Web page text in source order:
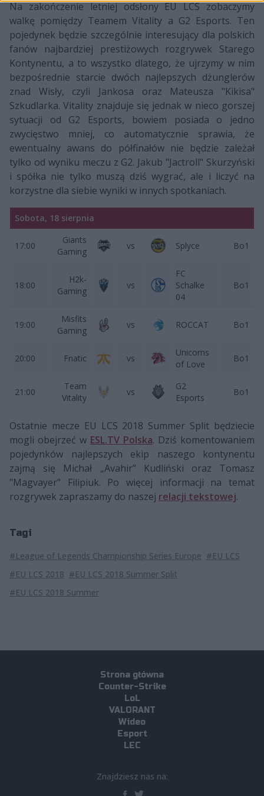
Na zakończenie letniej odsłony EU LCS zobaczymy
walkę pomiędzy Teamem Vitality a G2 Esports. Ten
pojedynek będzie szczególnie interesujący dla polskich
fanów najbardziej prestiżowych rozgrywek Starego
Kontynentu, a to wszystko dlatego, że ujrzymy w nim
bezpośrednie starcie dwóch najlepszych dżunglerów
znad Wisły, czyli Jankosa oraz Mateusza "Kikisa"
Szkudlarka. Vitality znajduje się jednak w nieco gorszej
sytuacji od G2 Esports, bowiem posiada o jedno
zwycięstwo mniej, co automatycznie sprawia, że
ewentualny awans do półfinałów nie będzie zależał
tylko od wyniku meczu z G2. Jakub "Jactroll" Skurzyński
i spółka nie tylko muszą dziś wygrać, ale i liczyć na
korzystne dla siebie wyniki w innych spotkaniach.
Sobota, 18 sierpnia
17:00
Giants
Gaming
vs Splyce Bo1
18:00
H2k-
Gaming
vs
FC
Schalke
04
Bo1
19:00
Misfits
Gaming
vs ROCCAT Bo1
20:00 Fnatic vs
Unicorns
of Love
Bo1
21:00
Team
Vitality
vs
G2
Esports
Bo1
Ostatnie mecze EU LCS 2018 Summer Split będziecie
mogli obejrzeć w ESL.TV Polska. Dziś komentowaniem
pojedynków najlepszych ekip naszego kontynentu
zajmą się Michał „Avahir” Kudliński oraz Tomasz
"Magvayer" Filipiuk. Po więcej informacji na temat
rozgrywek zapraszamy do naszej relacji tekstowej.
Tagi
#League of Legends Championship Series Europe #EU LCS
#EU LCS 2018 #EU LCS 2018 Summer Split
#EU LCS 2018 Summer
Strona główna
Counter-Strike
LoL
VALORANT
Wideo
Esport
LEC
Znajdziesz nas na: